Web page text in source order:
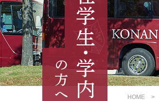
シ
ョ
ン
へ
の
リ
ン
ク
HOME